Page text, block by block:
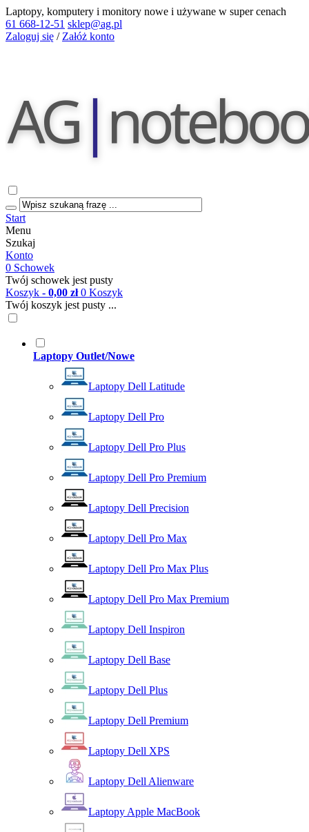
Laptopy, komputery i monitory nowe i używane w super cenach
61 668-12-51 sklep@ag.pl
Zaloguj się / Załóż konto
Start
Menu
Szukaj
Konto
0 Schowek
Twój schowek jest pusty
Koszyk - 0,00 zł 0 Koszyk
Twój koszyk jest pusty ...
Laptopy Outlet/Nowe
Laptopy Dell Latitude
Laptopy Dell Pro
Laptopy Dell Pro Plus
Laptopy Dell Pro Premium
Laptopy Dell Precision
Laptopy Dell Pro Max
Laptopy Dell Pro Max Plus
Laptopy Dell Pro Max Premium
Laptopy Dell Inspiron
Laptopy Dell Base
Laptopy Dell Plus
Laptopy Dell Premium
Laptopy Dell XPS
Laptopy Dell Alienware
Laptopy Apple MacBook